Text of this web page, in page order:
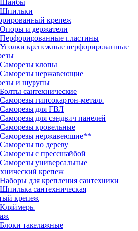
Шайбы
Шпильки
крепеж
Опоры и держатели
Перфорированные пластины
Уголки крепежные перфорированные
Саморезы клопы
Саморезы нержавеющие
и шурупы
Болты сантехнические
Саморезы гипсокартон-металл
Саморезы для ГВЛ
Саморезы для сэндвич панелей
Саморезы кровельные
Саморезы нержавеющие**
Саморезы по дереву
Саморезы с прессшайбой
Саморезы универсальные
крепеж
Наборы для крепления сантехники
Шпилька сантехническая
крепеж
Кляймеры
Блоки такелажные